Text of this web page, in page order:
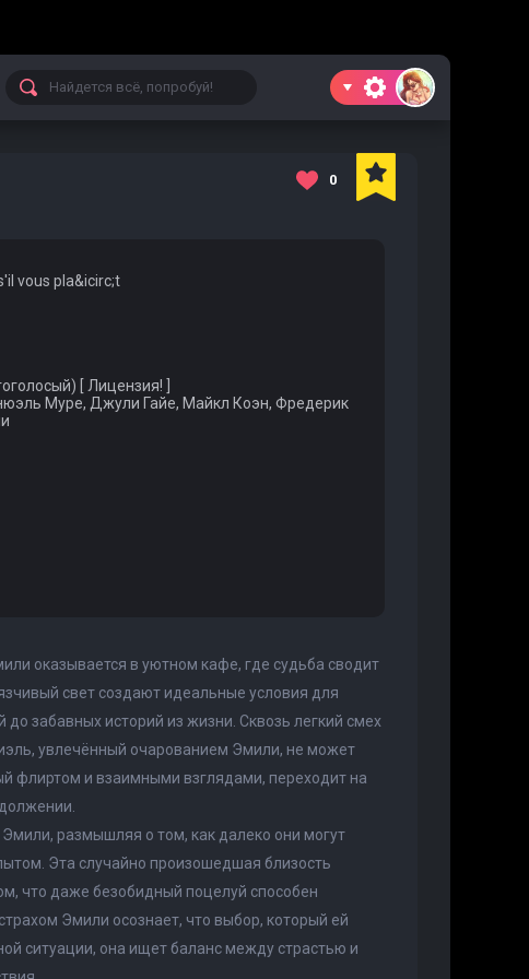
0
vous pla&icirс;t
[ Лицензия! ]
Муре, Джули Гайе, Майкл Коэн, Фредерик
оказывается в уютном кафе, где судьба сводит
свет создают идеальные условия для
забавных историй из жизни. Сквозь легкий смех
увлечённый очарованием Эмили, не может
флиртом и взаимными взглядами, переходит на
размышляя о том, как далеко они могут
Эта случайно произошедшая близость
что даже безобидный поцелуй способен
Эмили осознает, что выбор, который ей
ситуации, она ищет баланс между страстью и